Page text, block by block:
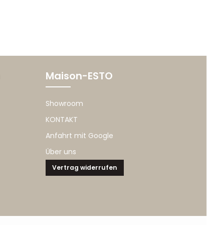
Maison-ESTO
Showroom
KONTAKT
Anfahrt mit Google
Über uns
Vertrag widerrufen